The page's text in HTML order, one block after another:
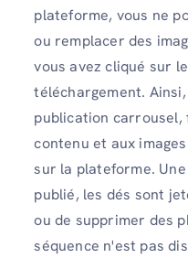
plateforme, vous ne
ou remplacer des
vous avez cliqué sur
téléchargement.
publication
contenu et aux
sur la plateforme.
publié, les dés sont
ou de supprimer des
séquence n'est pas